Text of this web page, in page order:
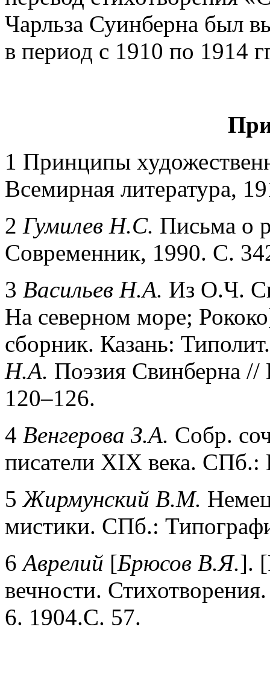
Чарльза Суинберна был
в период с 1910 по 1914
1 Принципы
Всемирная литература,
2 Гумилев Н.С. Письма о
Современник, 1990. С.
3 Васильев H.A. Из О.Ч.
На северном море;
сборник. Казань:
Н.А. Поэзия Свинберна
120–126.
4 Венгерова З.А. Собр.
писатели XIX века. СПб.:
5 Жирмунский В.М.
мистики. СПб.:
6Аврелий [Брюсов В.Я.].
вечности.
6. 1904.С. 57.